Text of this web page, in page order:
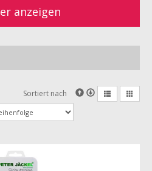
anzeigen
Sortiert nach